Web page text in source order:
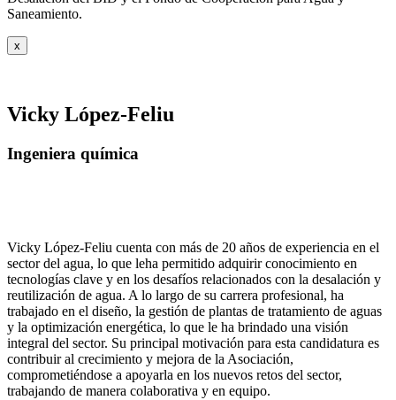
Saneamiento.
x
Vicky López-Feliu
Ingeniera química
Vicky López-Feliu cuenta con más de 20 años de experiencia en el
sector del agua, lo que leha permitido adquirir conocimiento en
tecnologías clave y en los desafíos relacionados con la desalación y
reutilización de agua. A lo largo de su carrera profesional, ha
trabajado en el diseño, la gestión de plantas de tratamiento de aguas
y la optimización energética, lo que le ha brindado una visión
integral del sector. Su principal motivación para esta candidatura es
contribuir al crecimiento y mejora de la Asociación,
comprometiéndose a apoyarla en los nuevos retos del sector,
trabajando de manera colaborativa y en equipo.